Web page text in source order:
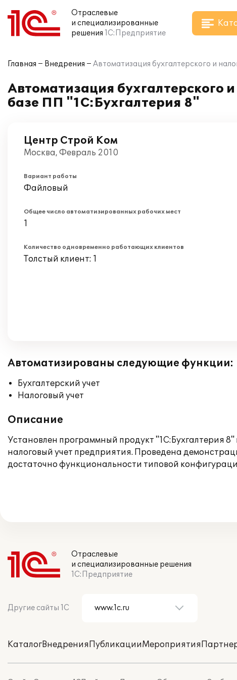
Отраслевые
и специализированные
решения 1С:Предприятие
Главная Внедрения Автоматизация бухгалтерского и
Автоматизация бухгалтерского
базе ПП "1С:Бухгалтерия 8"
Центр Строй Ком
Москва, Февраль 2010
Вариант работы
Файловый
Общее число автоматизированных рабочих мест
1
Количество одновременно работающих клиентов
Толстый клиент: 1
Автоматизированы следующие функции:
Бухгалтерский учет
Налоговый учет
Описание
Установлен программный продукт "1С:Бухгалтерия
налоговый учет предприятия. Проведена
достаточно функциональности типовой
Отраслевые
и специализированные решения
1С:Предприятие
Другие сайты 1С
КаталогВнедренияПубликацииМероприятия